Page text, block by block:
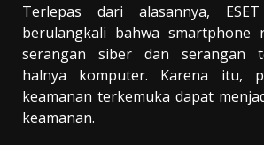
Terlepas dari alasannya,
berulangkali bahwa smartphone
serangan siber dan serangan
halnya komputer. Karena itu,
keamanan terkemuka dapat
keamanan.